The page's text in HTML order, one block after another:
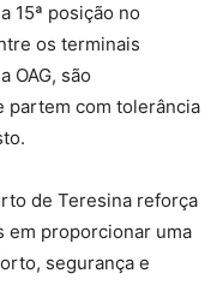
15ª posição no
os terminais
OAG, são
partem com tolerância
de Teresina reforça
em proporcionar uma
segurança e